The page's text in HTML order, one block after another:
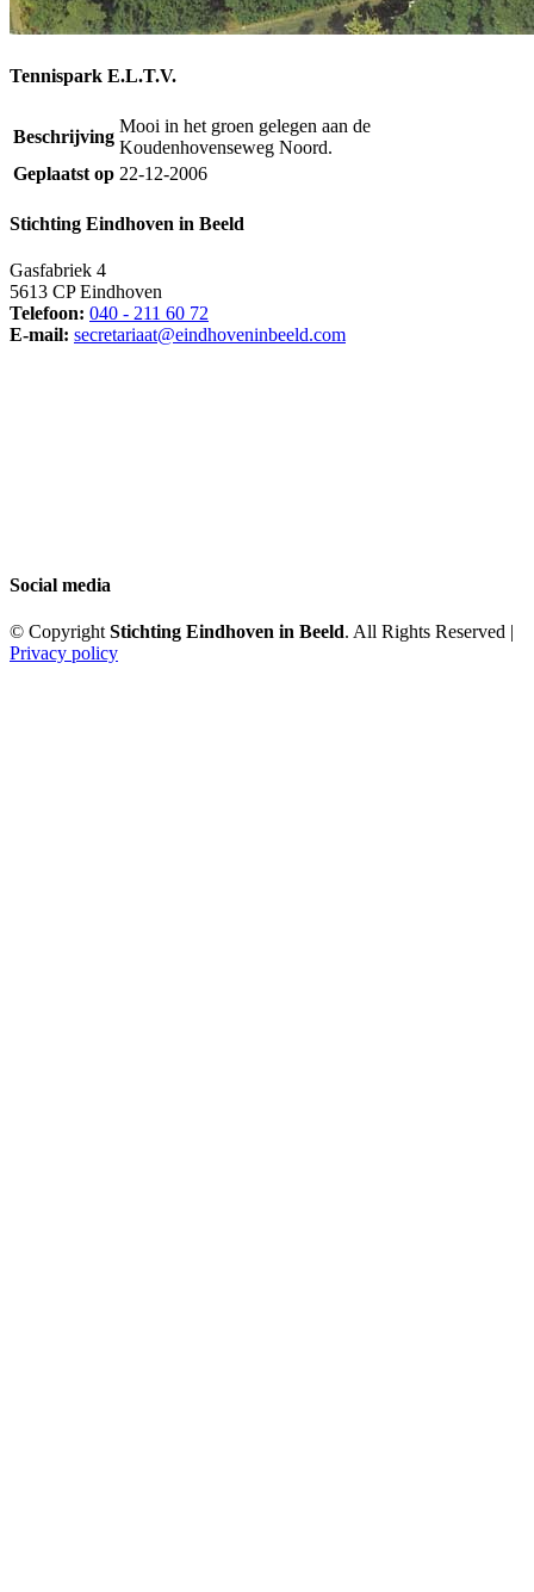
Tennispark E.L.T.V.
Beschrijving
Mooi in het groen gelegen aan de
Koudenhovenseweg Noord.
Geplaatst op 22-12-2006
Stichting Eindhoven in Beeld
Gasfabriek 4
5613 CP Eindhoven
Telefoon: 040 - 211 60 72
E-mail: secretariaat@eindhoveninbeeld.com
Social media
© Copyright Stichting Eindhoven in Beeld. All Rights Reserved |
Privacy policy